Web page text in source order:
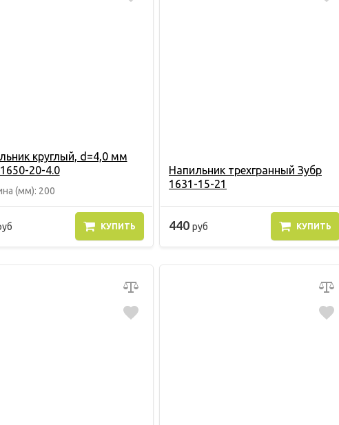
круглый, d=4,0 мм
20-4.0
(мм): 200
КУПИТЬ
Напильник трехгранный Зубр
1631-15-21
440 руб КУПИТЬ